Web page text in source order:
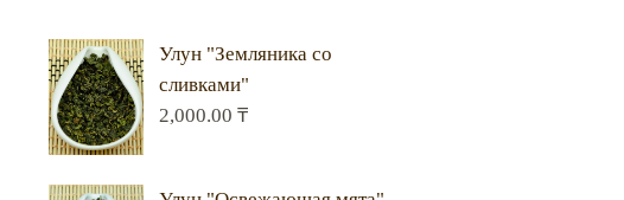
Улун "Земляника со
сливками"
2,000.00 ₸